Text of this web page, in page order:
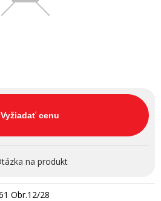
Vyžiadať cenu
na produkt
Obr.12/28